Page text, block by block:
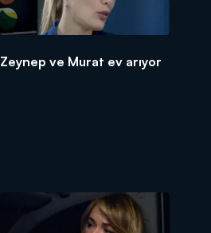
Zeynep ve Murat ev arıyor